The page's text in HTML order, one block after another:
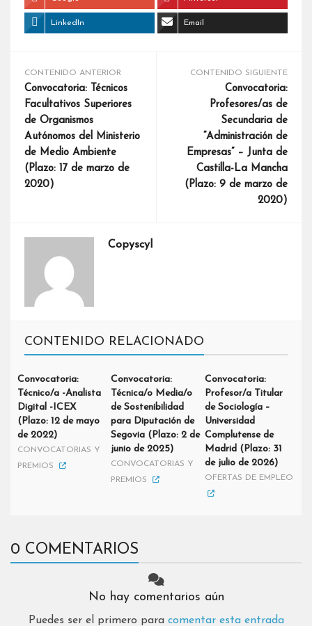
LinkedIn Email
CONTENIDO ANTERIOR
Convocatoria: Técnicos
Facultativos Superiores
de Organismos
Autónomos del Ministerio
de Medio Ambiente
(Plazo: 17 de marzo de
2020)
CONTENIDO SIGUIENTE
Convocatoria:
Profesores/as de
Secundaria de
“Administración de
Empresas” – Junta de
Castilla-La Mancha
(Plazo: 9 de marzo de
2020)
Copyscyl
CONTENIDO RELACIONADO
Convocatoria:
Técnico/a -Analista
Digital -ICEX
(Plazo: 12 de mayo
de 2022)
CONVOCATORIAS Y
PREMIOS
Convocatoria:
Técnica/o Media/o
de Sostenibilidad
para Diputación de
Segovia (Plazo: 2 de
junio de 2025)
CONVOCATORIAS Y
PREMIOS
Convocatoria:
Profesor/a Titular
de Sociología –
Universidad
Complutense de
Madrid (Plazo: 31
de julio de 2026)
OFERTAS DE EMPLEO
0 COMENTARIOS
No hay comentarios aún
Puedes ser el primero para comentar esta entrada